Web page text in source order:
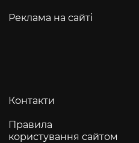
Реклама на сайті
Контакти
Правила
користування сайтом